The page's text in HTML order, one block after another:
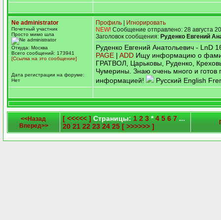
Ne administrator
Почетный участник
Просто мимо шла
Откуда: Москва
Всего сообщений: 173941
[Ссылка на это сообщение]
Дата регистрации на форуме:
Нет
Профиль
Игнорировать
NEW! Сообщение отправлено: 28 августа
Заголовок сообщения: Руденко Евгений
Руденко Евгений Анатольевич - LnD
PAGE | ADD Ищу информацию о
ГРАТВОЛ, Царьковы, Руденко,
Чумерины. Знаю очень много и готов
информацией!
Русский English
<<Назад
Вперед>>
[ <<<<< ] Страницы: 1 2 3 *4 5 6 7 ...
20 21 22 23 24 25 [ >>>>>> ]